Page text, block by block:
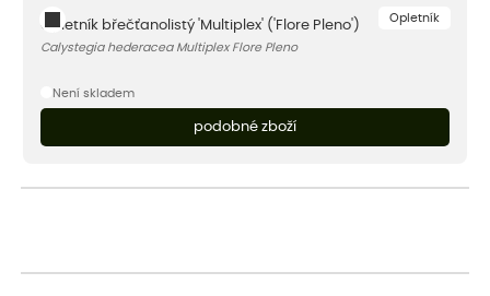
Opletník
Opletník břečťanolistý 'Multiplex' ('Flore Pleno')
Calystegia hederacea Multiplex Flore Pleno
Není skladem
podobné zboží